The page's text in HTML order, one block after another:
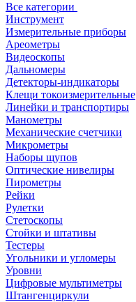
Все категории
Инструмент
Измерительные приборы
Ареометры
Видеоскопы
Дальномеры
Детекторы-индикаторы
Клещи токоизмерительные
Линейки и транспортиры
Манометры
Механические счетчики
Микрометры
Наборы щупов
Оптические нивелиры
Пирометры
Рейки
Рулетки
Стетоскопы
Стойки и штативы
Тестеры
Угольники и угломеры
Уровни
Цифровые мультиметры
Штангенциркули